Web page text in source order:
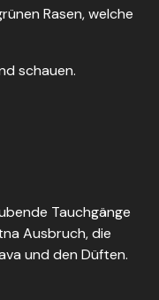
Rasen, welche
schauen.
Tauchgänge
Ausbruch, die
und den Düften.